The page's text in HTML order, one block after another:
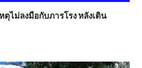
ตุไม่ลงมือกับภารโรง หลังเดิน